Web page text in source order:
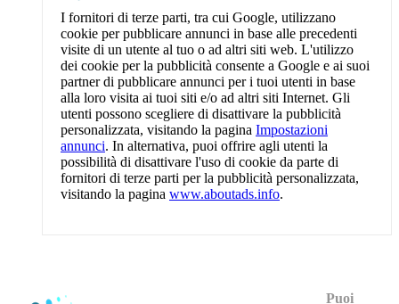
I fornitori di terze parti, tra cui Google, utilizzano
cookie per pubblicare annunci in base alle precedenti
visite di un utente al tuo o ad altri siti web. L'utilizzo
dei cookie per la pubblicità consente a Google e ai suoi
partner di pubblicare annunci per i tuoi utenti in base
alla loro visita ai tuoi siti e/o ad altri siti Internet. Gli
utenti possono scegliere di disattivare la pubblicità
personalizzata, visitando la pagina Impostazioni
annunci. In alternativa, puoi offrire agli utenti la
possibilità di disattivare l'uso di cookie da parte di
fornitori di terze parti per la pubblicità personalizzata,
visitando la pagina www.aboutads.info.
Puoi